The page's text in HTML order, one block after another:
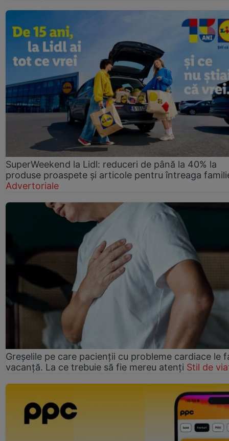
SuperWeekend la Lidl: reduceri de până la 40% la
produse proaspete și articole pentru întreaga
Advertoriale
Greșelile pe care pacienții cu probleme cardiace le
vacanță. La ce trebuie să fie mereu atenți Stil de